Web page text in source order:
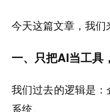
今天这篇文章，我们
一、只把AI当工具
我们过去的逻辑是
系统。